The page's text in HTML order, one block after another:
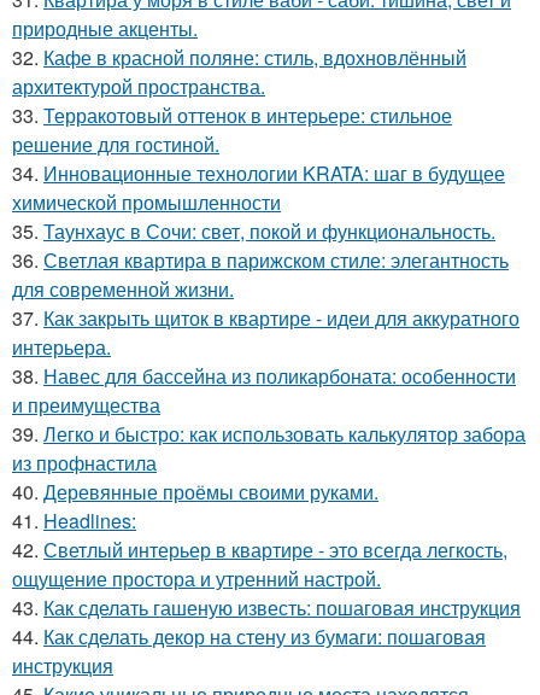
природные акценты.
32. Кафе в красной поляне: стиль, вдохновлённый
архитектурой пространства.
33. Терракотовый оттенок в интерьере: стильное
решение для гостиной.
34. Инновационные технологии KRATA: шаг в будущее
химической промышленности
35. Таунхаус в Сочи: свет, покой и функциональность.
36. Светлая квартира в парижском стиле: элегантность
для современной жизни.
37. Как закрыть щиток в квартире - идеи для аккуратного
интерьера.
38. Навес для бассейна из поликарбоната: особенности
и преимущества
39. Легко и быстро: как использовать калькулятор забора
из профнастила
40. Деревянные проёмы своими руками.
41. Headlines:
42. Светлый интерьер в квартире - это всегда легкость,
ощущение простора и утренний настрой.
43. Как сделать гашеную известь: пошаговая инструкция
44. Как сделать декор на стену из бумаги: пошаговая
инструкция